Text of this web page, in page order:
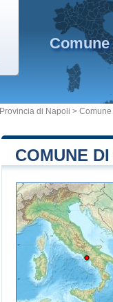
Comune
Provincia di Napoli >
COMUNE